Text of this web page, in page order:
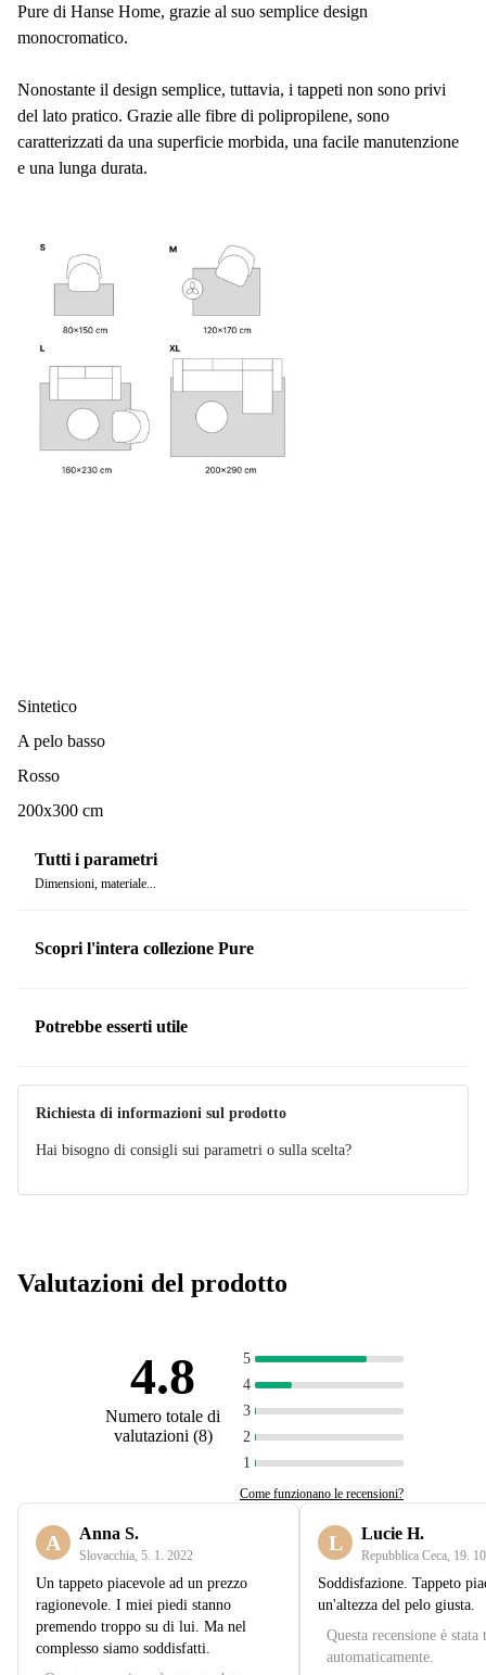
Pure di Hanse Home, grazie al suo semplice design
monocromatico.
Nonostante il design semplice, tuttavia, i tappeti non sono privi
del lato pratico. Grazie alle fibre di polipropilene, sono
caratterizzati da una superficie morbida, una facile manutenzione
e una lunga durata.
Sintetico
A pelo basso
Rosso
200x300 cm
Tutti i parametri
Dimensioni, materiale...
Scopri l'intera collezione Pure
Potrebbe esserti utile
Richiesta di informazioni sul prodotto
Hai bisogno di consigli sui parametri o sulla scelta?
Valutazioni del prodotto
4.8
Numero totale di
valutazioni (8)
5
4
3
2
1
Come funzionano le recensioni?
A Anna S.
Slovacchia 5. 1. 2022
Un tappeto piacevole ad un prezzo
ragionevole. I miei piedi stanno
premendo troppo su di lui. Ma nel
complesso siamo soddisfatti.
L Lucie H.
Repubblica Ceca 19.
Soddisfazione. Tappeto
un'altezza del pelo giusta.
Questa recensione è stata
automaticamente.